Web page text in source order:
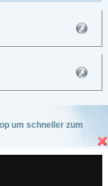
um schneller zum